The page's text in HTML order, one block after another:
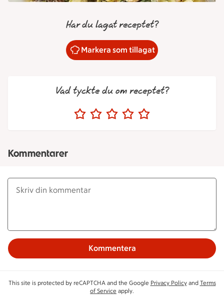
Har du lagat receptet?
Markera som tillagat
Vad tyckte du om receptet?
Kommentarer
Kommentera
This site is protected by reCAPTCHA and the Google Privacy Policyand Terms
of Service apply.